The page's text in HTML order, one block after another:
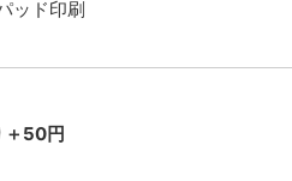
ッド印刷
＋50円